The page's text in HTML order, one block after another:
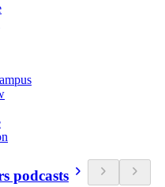
podcasts